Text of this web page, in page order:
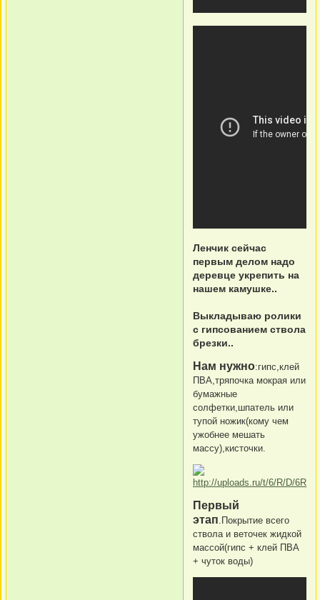
Ленчик сейчас
первым делом надо
деревце укрепить на
нашем камушке..
Выкладываю ролики
с гипсованием ствола
брезки..
Нам нужно:гипс,клей
ПВА,тряпочка мокрая или
бумажные
солфетки,шпатель или
тупой ножик(кому чем
ужобнее мешать
массу),кисточки.
Первый
этап.Покрытие всего
ствола и веточек жидкой
массой(гипс + клей ПВА
+ чуток воды)